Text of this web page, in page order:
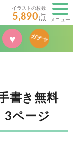
イラストの枚数
5,890点 メニュー
♥ ガチャ
書き無料
3ページ